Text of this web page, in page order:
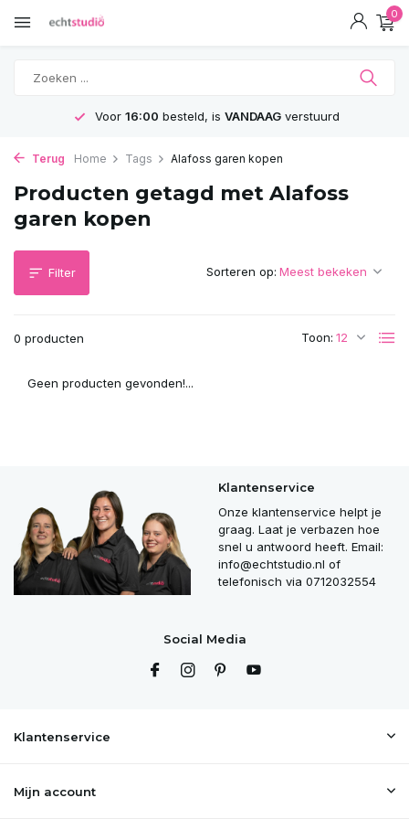
0
Voor 16:00 besteld, is VANDAAGverstuurd
Terug Home Tags Alafoss garen kopen
Producten getagd met Alafoss
garen kopen
Filter
0 producten Toon:
Sorteren op:
Geen producten gevonden!...
Klantenservice
Onze klantenservice helpt je
graag. Laat je verbazen hoe
snel u antwoord heeft. Email:
info@echtstudio.nl of
telefonisch via 0712032554
Social Media
Klantenservice
Mijn account